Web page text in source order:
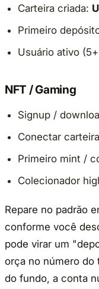
Carteira criada:
Primeiro
Usuário ativo
NFT / Gaming
Signup /
Conectar
Primeiro mint /
Colecionador
Repare no padrão
conforme você
pode virar um
orça no número do
do fundo, a conta